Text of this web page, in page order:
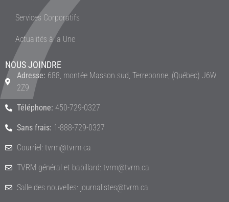
Services Corporatifs
Actualités à la Une
NOUS JOINDRE
Adresse: 688, montée Masson sud, Terrebonne, (Québec) J6W
2Z9
Téléphone: 450-729-0327
Sans frais: 1-888-729-0327
Courriel: tvrm@tvrm.ca
TVRM général et babillard: tvrm@tvrm.ca
Salle des nouvelles: journalistes@tvrm.ca